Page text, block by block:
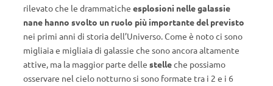
rilevato che le drammatiche esplosioni nelle galassie
nane hanno svolto un ruolo più importante del previsto
nei primi anni di storia dell’Universo. Come è noto ci sono
migliaia e migliaia di galassie che sono ancora altamente
attive, ma la maggior parte delle stelleche possiamo
osservare nel cielo notturno si sono formate tra i 2 e i 6